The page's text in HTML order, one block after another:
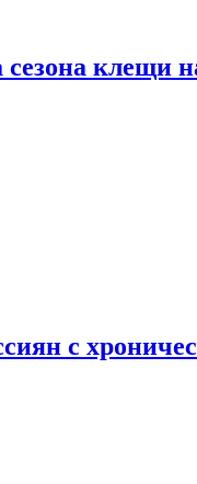
сезона клещи
с